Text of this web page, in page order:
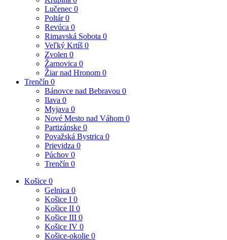
Lučenec 0
Poltár0
Revúca 0
Rimavská Sobota 0
Veľký Krtíš 0
Zvolen 0
Žarnovica 0
Žiar nad Hronom 0
Trenčín 0
Bánovce nad Bebravou 0
Ilava 0
Myjava 0
Nové Mesto nad Váhom 0
Partizánske 0
Považská Bystrica 0
Prievidza 0
Púchov 0
Trenčín 0
Košice 0
Gelnica 0
Košice I 0
Košice II 0
Košice III 0
Košice IV 0
Košice-okolie 0